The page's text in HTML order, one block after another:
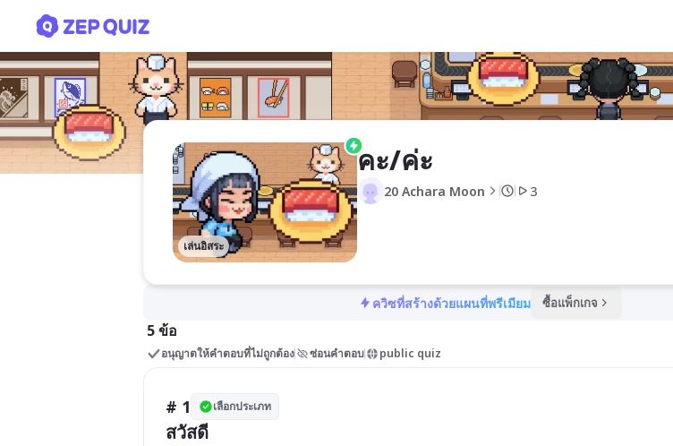
เล่นอิสระ
คะ/ค่ะ
20 Achara Moon 3
ควิซที่สร้างด้วยแผนที่พรีเมียม ซื้อแพ็กเกจ
5 ข้อ
อนุญาตให้คำตอบที่ไม่ถูกต้อง ซ่อนคำตอบ public quiz
# 1 เลือกประเภท
สวัสดี